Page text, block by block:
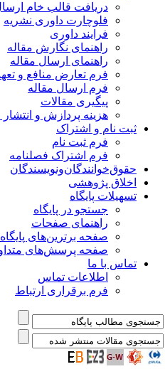
دریافت قالب خام ارسال
فلوچارت داوری نشریه
فرایند داوری
راهنمای نگارش مقاله
راهنمای ارسال مقاله
فرم تعارض منافع و
فرم ارسال مقاله
پیگیری مقالات
هزینه پردازش و انتشار
ثبت نام و اشتراک
فرم ثبت نام
فرم اشتراک فصلنامه
حقوق‌خوانندگان‌و‌نویسندگان
اخلاق پژوهشی
تسهیلات پایگاه
جستجو در پایگاه
راهنمای صفحات
صفحه برترین‌های پایگاه
صفحه پرسش‌های
تماس با ما
اطلاعات تماس
فرم برقراری ارتباط